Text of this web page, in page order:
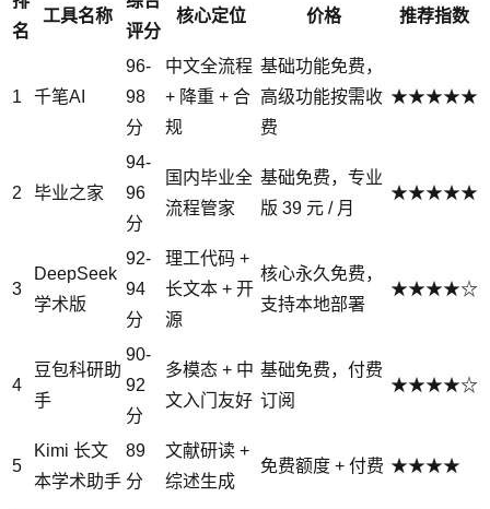
名
工具名称
评分
核心定位 价格 推荐指数
1 千笔AI
96-
98
分
中文全流程
+ 降重 + 合
规
基础功能免费，
高级功能按需收
费
★★★★★
2 毕业之家
94-
96
分
国内毕业全
流程管家
基础免费，专业
版 39 元 / 月
★★★★★
3
DeepSeek
学术版
92-
94
分
理工代码 +
长文本 + 开
源
核心永久免费，
支持本地部署
★★★★☆
4
豆包科研助
手
90-
92
分
多模态 + 中
文入门友好
基础免费，付费
订阅
★★★★☆
5
Kimi 长文
本学术助手
89
分
文献研读 +
综述生成
免费额度 + 付费 ★★★★